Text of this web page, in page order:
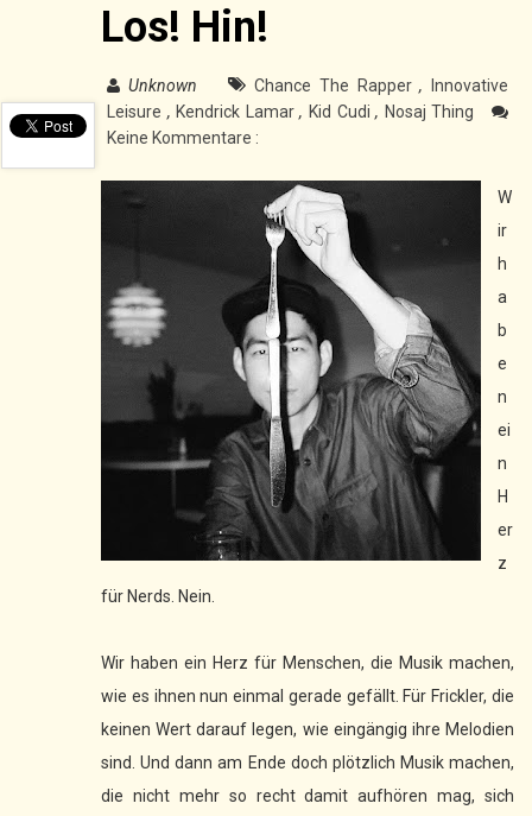
o
n
Los! Hin!
Unknown Chance The Rapper,
Innovative
Leisure , Kendrick Lamar, Kid Cudi, Nosaj Thing
Keine Kommentare :
W
ir
h
a
b
e
n
ei
n
H
er
z
für Nerds. Nein.
Wir haben ein Herz für Menschen, die Musik machen,
wie es ihnen nun einmal gerade gefällt. Für Frickler, die
keinen Wert darauf legen, wie eingängig ihre Melodien
sind. Und dann am Ende doch plötzlich Musik machen,
die nicht mehr so recht damit aufhören mag, sich